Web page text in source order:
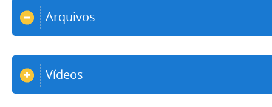
Arquivos
Vídeos